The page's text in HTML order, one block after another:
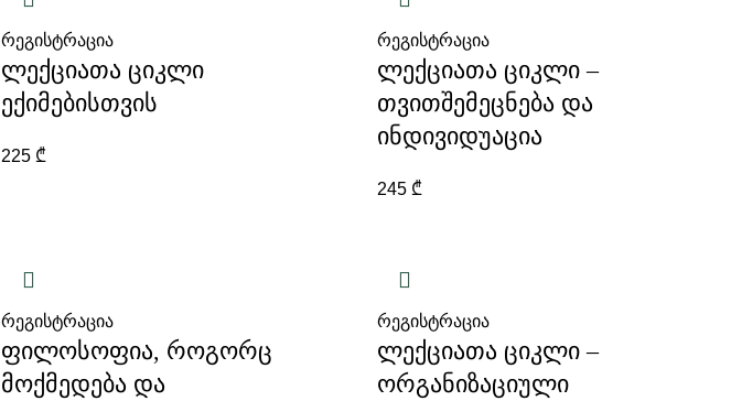
რეგისტრაცია
ლექციათა ციკლი
ექიმებისთვის
225 ₾
რეგისტრაცია
ლექციათა ციკლი –
თვითშემეცნება და
ინდივიდუაცია
245 ₾
რეგისტრაცია
ფილოსოფია, როგორც
მოქმედება და
რეგისტრაცია
ლექციათა ციკლი –
ორგანიზაციული